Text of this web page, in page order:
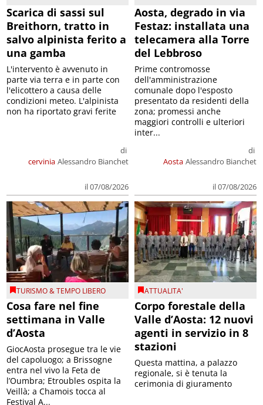
Scarica di sassi sul
Breithorn, tratto in
salvo alpinista ferito a
una gamba
cervinia
di
Alessandro Bianchet
il 07/08/2026
L'intervento è avvenuto in
parte via terra e in parte con
l'elicottero a causa delle
condizioni meteo. L'alpinista
non ha riportato gravi ferite
Aosta, degrado in via
Festaz: installata una
telecamera alla Torre
del Lebbroso
Aosta
di
Alessandro Bianchet
il 07/08/2026
Prime contromosse
dell'amministrazione
comunale dopo l'esposto
presentato da residenti della
zona; promessi anche
maggiori controlli e ulteriori
inter...
TURISMO & TEMPO LIBERO
Cosa fare nel fine
settimana in Valle
d’Aosta
GiocAosta prosegue tra le vie
del capoluogo; a Brissogne
entra nel vivo la Feta de
l’Oumbra; Etroubles ospita la
Veillà; a Chamois tocca al
Festival A...
ATTUALITA'
Corpo forestale della
Valle d’Aosta: 12 nuovi
agenti in servizio in 8
stazioni
Questa mattina, a palazzo
regionale, si è tenuta la
cerimonia di giuramento